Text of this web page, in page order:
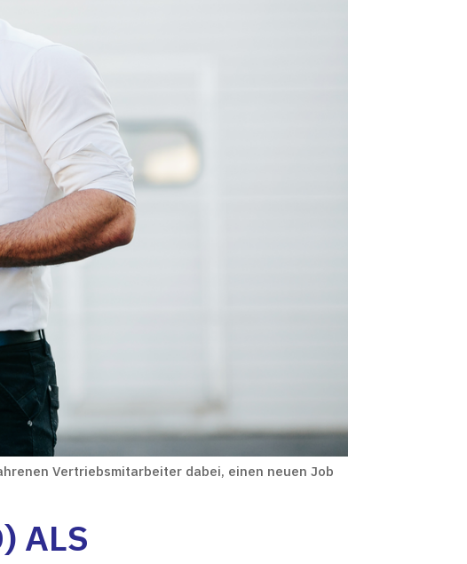
Vertriebsmitarbeiter dabei, einen neuen Job
ALS